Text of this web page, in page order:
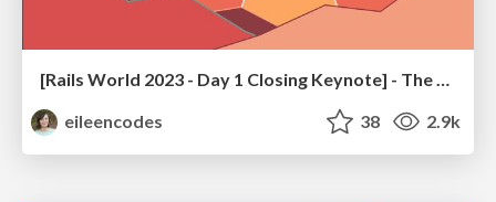
[Rails World 2023 - Day 1 Closing Keynote] - The Magic of Rails
eileencodes
38 2.9k